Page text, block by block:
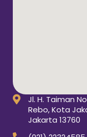
Jl. H. Taiman
Rebo, Kota
Jakarta 13760